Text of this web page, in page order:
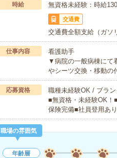
時給 無資格未経験：時給
交通費
交通費全額支給（ガソ
仕事内容
看護助手
▼病院の一般病棟にて
やシーツ交換・移動
応募資格
職種未経験OK / ブラ
■無資格・未経験OK！
保険完備■社員登用あ
職場の雰囲気
年齢層